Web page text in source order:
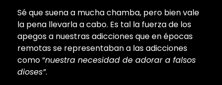
Sé que suena a mucha chamba, pero bien vale
la pena llevarla a cabo. Es tal la fuerza de los
apegos a nuestras adicciones que en épocas
remotas se representaban a las adicciones
como “nuestra necesidad de adorar a falsos
dioses”.